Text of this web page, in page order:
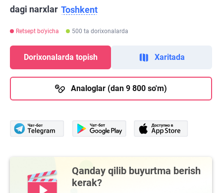
dagi narxlar Toshkent
Retsept bo'yicha 500 ta dorixonalarda
Dorixonalarda topish Xaritada
Analoglar (dan 9 800 so'm)
Qanday qilib buyurtma berish
kerak?